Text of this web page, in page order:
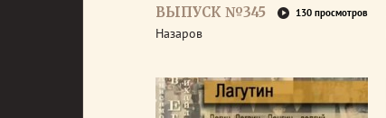
ВЫПУСК №345 130 просмотров
Назаров